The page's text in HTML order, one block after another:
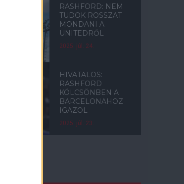
RASHFORD: NEM
TUDOK ROSSZAT
MONDANI A
UNITEDRŐL
2025. júl. 24.
HIVATALOS:
RASHFORD
KÖLCSÖNBEN A
BARCELONAHOZ
IGAZOL
2025. júl. 23.